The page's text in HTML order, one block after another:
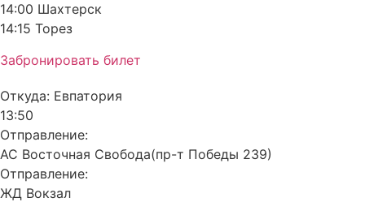
14:00 Шахтерск
14:15 Торез
Забронировать билет
Откуда: Евпатория
13:50
Отправление:
АС Восточная Свобода(пр-т Победы 239)
Отправление:
ЖД Вокзал